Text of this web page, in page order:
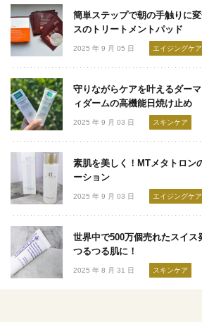
簡単ステップで朝の手触りに
スのトリートメントパッド
2025 年 9 月 05 日 エイジングケア
守りながらケアを叶えるダー
ィダームの高機能日焼け止め
2025 年 9 月 03 日 スキンケア
素肌を美しく！MTメタトロン
ーション
2025 年 9 月 03 日 エイジングケア
世界中で500万個売れたスイス
つるつる肌に！
2025 年 8 月 31 日 スキンケア